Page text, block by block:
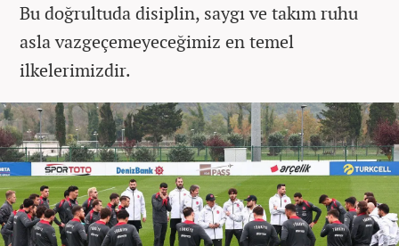
Bu doğrultuda disiplin, saygı ve takım ruhu
asla vazgeçemeyeceğimiz en temel
ilkelerimizdir.